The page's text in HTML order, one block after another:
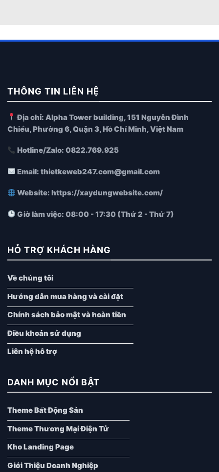
THÔNG TIN LIÊN HỆ
Địa chỉ: Alpha Tower building, 151 Nguyễn Đình
Chiểu, Phường 6, Quận 3, Hồ Chí Minh, Việt Nam
Hotline/Zalo: 0822.769.925
Email: thietkeweb247.com@gmail.com
Website: https://xaydungwebsite.com/
Giờ làm việc: 08:00 - 17:30 (Thứ 2 - Thứ 7)
HỖ TRỢ KHÁCH HÀNG
Về chúng tôi
Hướng dẫn mua hàng và cài đặt
Chính sách bảo mật và hoàn tiền
Điều khoản sử dụng
Liên hệ hỗ trợ
DANH MỤC NỔI BẬT
Theme Bất Động Sản
Theme Thương Mại Điện Tử
Kho Landing Page
Giới Thiệu Doanh Nghiệp